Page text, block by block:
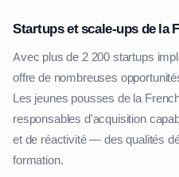
Startups et scale-ups de la
Avec plus de 2 200 startups
offre de nombreuses
Les jeunes pousses de la
responsables d'acquisition
et de réactivité — des qualités
formation.